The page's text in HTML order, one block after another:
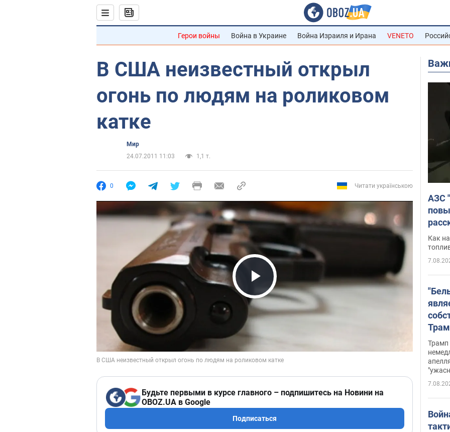
Герои войны Война в Украине Война Израиля и Ирана VENETO
В США неизвестный открыл
огонь по людям на роликовом
катке
Мир
24.07.2011 11:03
1,1 т.
0 Читати українською
Play Video
Будьте первыми в курсе главного – подпишитесь на Новини на
OBOZ.UA в Google
Подписаться
АЗС
Как
Трамп